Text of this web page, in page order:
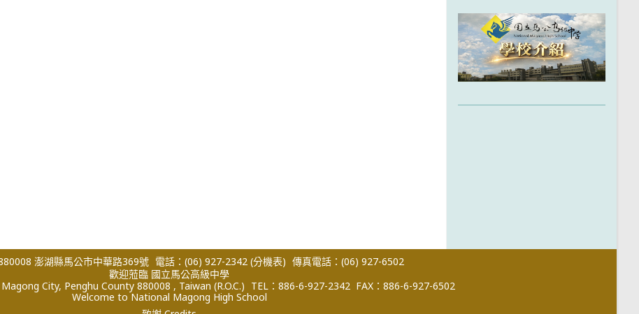
澎湖縣馬公市中華路369號 電話：(06) 927-2342 (分機表) 傳真電話：(06) 927-6502
歡迎蒞臨 國立馬公高級中學
City, Penghu County 880008 , Taiwan (R.O.C.) TEL：886-6-927-2342 FAX：886-6-927-6502
Welcome to National Magong High School